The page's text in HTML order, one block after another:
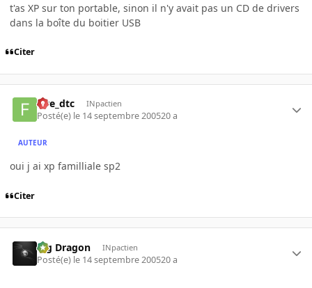
t'as XP sur ton portable, sinon il n'y avait pas un CD de drivers
dans la boîte du boitier USB
Citer
five_dtc INpactien
Posté(e) le 14 septembre 200520 a
AUTEUR
oui j ai xp familliale sp2
Citer
Big Dragon INpactien
Posté(e) le 14 septembre 200520 a